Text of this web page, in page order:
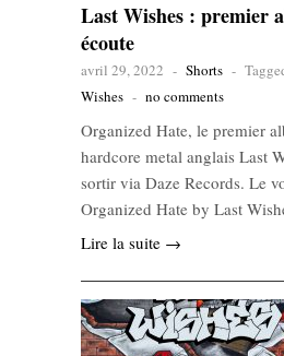
Last Wishes : premier
écoute
avril 29, 2022 - Shorts -
Wishes - no comments
Organized Hate, le premier
hardcore metal anglais Last
sortir via Daze Records. Le
Organized Hate by Last
Lire la suite →